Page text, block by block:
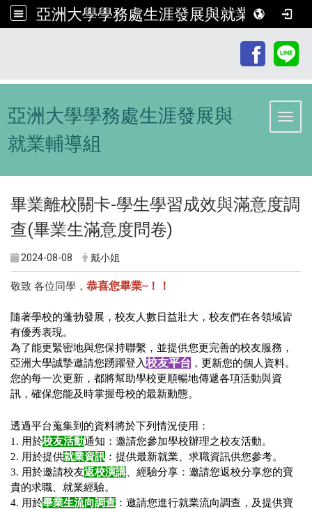
亞洲大學學務處生涯發展與就業輔導組
亞洲大學學務處生涯發展與
就業輔導組
畢業離校關卡-學生學習成效與滿意度調
查(畢業生滿意度問卷)
2024-08-08 戴小姐
敬致 各位同學， 恭喜您畢業~！！
隨著學校的蓬勃發展，校友人數日益壯大，校友們在各領域皆
有優秀表現。
為了能更緊密地與您保持聯繫，並提供您更完善的校友服務，
亞洲大學誠摯邀請您踴躍登入校友平台 ，更新您的個人資料。
您的每一次更新，都將幫助學校更順暢地傳遞各項活動與資
訊，確保您能及時掌握母校的最新動態。
透過平台蒐集到的資料將於下列情況使用：
1. 用於校友活動通知：邀請您參加學校辦理之校友活動。
2. 用於提供就業資訊 ：提供最新就業、求職資訊供您參考。
3. 用於邀請校友返校演講 、經驗分享：邀請您返校分享您的寶
貴的求職、就業經驗。
4. 用於畢業生流向調查 ：邀請您進行就業流向調查，及提供寶